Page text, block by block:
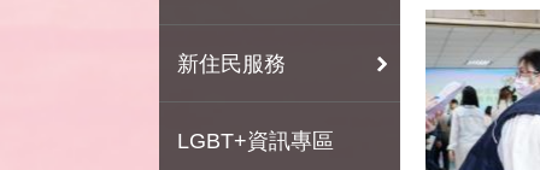
新住民服務
LGBT+資訊專區